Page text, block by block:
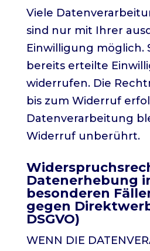
Viele
sind nur mit Ihrer
Einwilligung möglich.
bereits erteilte
widerrufen. Die
bis zum Widerruf
Datenverarbeitung
Widerruf unberührt.
Datenerhebung
besonderen
gegen
DSGVO)
WENN DIE